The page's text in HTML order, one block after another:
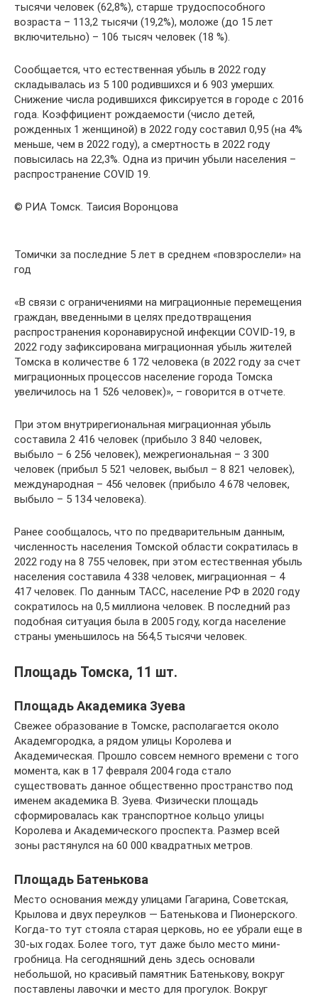
тысячи человек (62,8%), старше трудоспособного
возраста – 113,2 тысячи (19,2%), моложе (до 15 лет
включительно) – 106 тысяч человек (18 %).
Сообщается, что естественная убыль в 2022 году
складывалась из 5 100 родившихся и 6 903 умерших.
Снижение числа родившихся фиксируется в городе с 2016
года. Коэффициент рождаемости (число детей,
рожденных 1 женщиной) в 2022 году составил 0,95 (на 4%
меньше, чем в 2022 году), а смертность в 2022 году
повысилась на 22,3%. Одна из причин убыли населения –
распространение COVID 19.
© РИА Томск. Таисия Воронцова
Томички за последние 5 лет в среднем «повзрослели» на
год
«В связи с ограничениями на миграционные перемещения
граждан, введенными в целях предотвращения
распространения коронавирусной инфекции COVID-19, в
2022 году зафиксирована миграционная убыль жителей
Томска в количестве 6 172 человека (в 2022 году за счет
миграционных процессов население города Томска
увеличилось на 1 526 человек)», – говорится в отчете.
При этом внутрирегиональная миграционная убыль
составила 2 416 человек (прибыло 3 840 человек,
выбыло – 6 256 человек), межрегиональная – 3 300
человек (прибыл 5 521 человек, выбыл – 8 821 человек),
международная – 456 человек (прибыло 4 678 человек,
выбыло – 5 134 человека).
Ранее сообщалось, что по предварительным данным,
численность населения Томской области сократилась в
2022 году на 8 755 человек, при этом естественная убыль
населения составила 4 338 человек, миграционная – 4
417 человек. По данным ТАСС, население РФ в 2020 году
сократилось на 0,5 миллиона человек. В последний раз
подобная ситуация была в 2005 году, когда население
страны уменьшилось на 564,5 тысячи человек.
Площадь Томска, 11 шт.
Площадь Академика Зуева
Свежее образование в Томске, располагается около
Академгородка, а рядом улицы Королева и
Академическая. Прошло совсем немного времени с того
момента, как в 17 февраля 2004 года стало
существовать данное общественно пространство под
именем академика В. Зуева. Физически площадь
сформировалась как транспортное кольцо улицы
Королева и Академического проспекта. Размер всей
зоны растянулся на 60 000 квадратных метров.
Площадь Батенькова
Место основания между улицами Гагарина, Советская,
Крылова и двух переулков — Батенькова и Пионерского.
Когда-то тут стояла старая церковь, но ее убрали еще в
30-ых годах. Более того, тут даже было место мини-
гробница. На сегодняшний день здесь основали
небольшой, но красивый памятник Батенькову, вокруг
поставлены лавочки и место для прогулок. Вокруг